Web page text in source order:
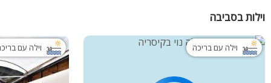
וילות בסביבה
וילה עם בריכה וילה עם